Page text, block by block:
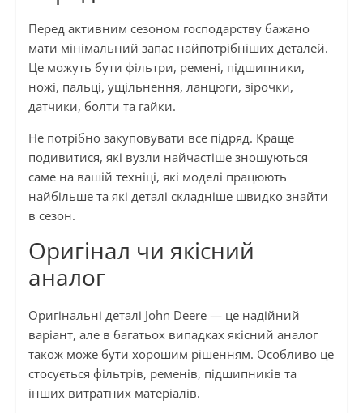
Перед активним сезоном господарству бажано
мати мінімальний запас найпотрібніших деталей.
Це можуть бути фільтри, ремені, підшипники,
ножі, пальці, ущільнення, ланцюги, зірочки,
датчики, болти та гайки.
Не потрібно закуповувати все підряд. Краще
подивитися, які вузли найчастіше зношуються
саме на вашій техніці, які моделі працюють
найбільше та які деталі складніше швидко знайти
в сезон.
Оригінал чи якісний
аналог
Оригінальні деталі John Deere — це надійний
варіант, але в багатьох випадках якісний аналог
також може бути хорошим рішенням. Особливо це
стосується фільтрів, ременів, підшипників та
інших витратних матеріалів.